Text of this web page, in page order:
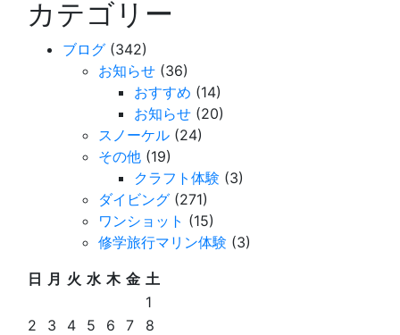
カテゴリー
ブログ (342)
お知らせ (36)
おすすめ (14)
お知らせ (20)
スノーケル (24)
その他 (19)
クラフト体験 (3)
ダイビング (271)
ワンショット (15)
修学旅行マリン体験 (3)
日 月 火 水 木 金 土
1
2
3 4 5 6 7
8